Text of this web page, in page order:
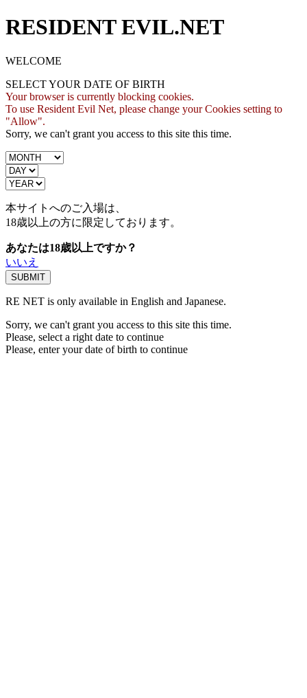
RESIDENT EVIL.NET
WELCOME
SELECT YOUR DATE OF BIRTH
Your browser is currently blocking cookies.
To use Resident Evil Net, please change your Cookies setting to
"Allow".
Sorry, we can't grant you access to this site this time.
本サイトへのご入場は、
18歳以上の方に限定しております。
あなたは18歳以上ですか？
いいえ
RE NET is only available in English and Japanese.
Sorry, we can't grant you access to this site this time.
Please, select a right date to continue
Please, enter your date of birth to continue